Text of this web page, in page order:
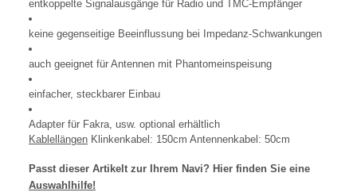
entkoppelte Signalausgänge für Radio und TMC-Empfänger
keine gegenseitige Beeinflussung bei Impedanz-Schwankungen
auch geeignet für Antennen mit Phantomeinspeisung
einfacher, steckbarer Einbau
Adapter für Fakra, usw. optional erhältlich
Kablellängen Klinkenkabel: 150cm Antennenkabel: 50cm
Passt dieser Artikelt zur Ihrem Navi? Hier finden Sie eine
Auswahlhilfe!